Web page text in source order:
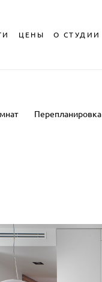
ЦЕНЫ О СТУДИИ
ЦЕНЫ О СТУДИИ
Перепланировка